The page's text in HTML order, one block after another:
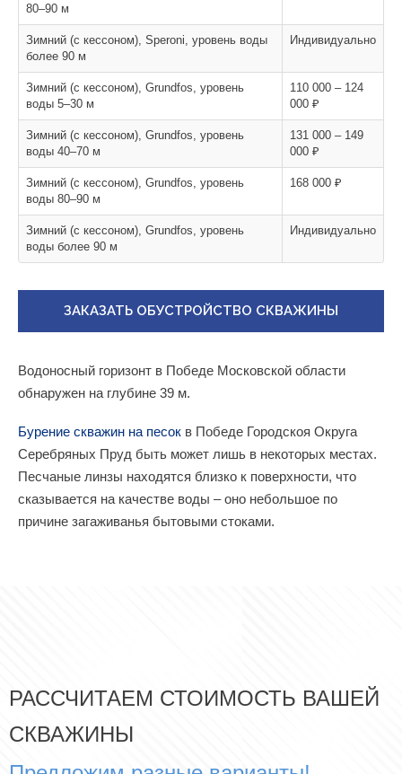
80–90 м
Зимний (с кессоном), Speroni, уровень воды
более 90 м
Индивидуально
Зимний (с кессоном), Grundfos, уровень
воды 5–30 м
110 000 – 124
000 ₽
Зимний (с кессоном), Grundfos, уровень
воды 40–70 м
131 000 – 149
000 ₽
Зимний (с кессоном), Grundfos, уровень
воды 80–90 м
168 000 ₽
Зимний (с кессоном), Grundfos, уровень
воды более 90 м
Индивидуально
ЗАКАЗАТЬ ОБУСТРОЙСТВО СКВАЖИНЫ
Водоносный горизонт в Победе Московской области
обнаружен на глубине 39 м.
Бурение скважин на песок в Победе Городскоя Округа
Серебряных Пруд быть может лишь в некоторых местах.
Песчаные линзы находятся близко к поверхности, что
сказывается на качестве воды – оно небольшое по
причине загаживанья бытовыми стоками.
РАССЧИТАЕМ СТОИМОСТЬ ВАШЕЙ
СКВАЖИНЫ